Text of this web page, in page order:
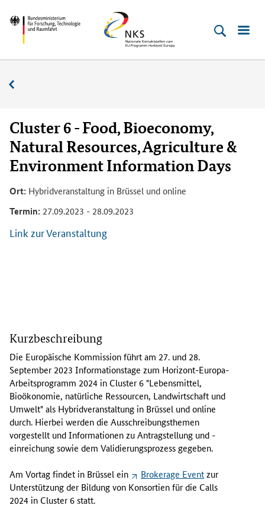
zum
Inhalt
(Eingabetaste)
zum
Hauptmenu
(Eingabetaste)
zur
Suche
(Eingabetaste)
zur
Fußleiste
(Enter)
Bundesministerium
Technologie
Raumfahrt
Horizont
Europa
Cluster 6 - Food, Bioeconomy,
Natural Resources, Agriculture &
Environment Information Days
Ort: Hybridveranstaltung in Brüssel und online
Termin: 27.09.2023 - 28.09.2023
Link zur Veranstaltung
e
E
u
r
o
p
ä
i
s
h
e
K
Kurzbeschreibung
Die Europäische Kommission führt am 27. und 28.
September 2023 Informationstage zum Horizont-Europa-
Arbeitsprogramm 2024 in Cluster6 "Lebensmittel,
Bioökonomie, natürliche Ressourcen, Landwirtschaft und
Umwelt" als Hybridveranstaltung in Brüssel und online
durch. Hierbei werden die Ausschreibungsthemen
vorgestellt und Informationen zu Antragstellung und -
einreichung sowie dem Validierungsprozess gegeben.
Am Vortag findet in Brüssel ein Brokerage Eventzur
Unterstützung der Bildung von Konsortien für die Calls
2024 in Cluster6 statt.